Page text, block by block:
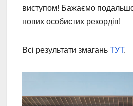
виступом! Бажаємо
нових особистих рекордів!
Всі результати змагань ТУТ.